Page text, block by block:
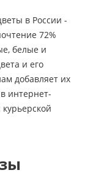
в России -
72%
белые и
и его
добавляет их
интернет-